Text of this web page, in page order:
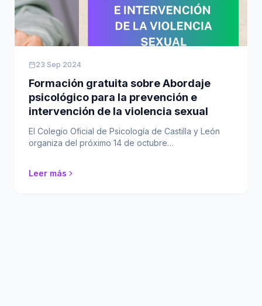
23 Sep 2024
Formación gratuita sobre Abordaje
psicológico para la prevención e
intervención de la violencia sexual
El Colegio Oficial de Psicología de Castilla y León
organiza del próximo 14 de octubre…
Leer más